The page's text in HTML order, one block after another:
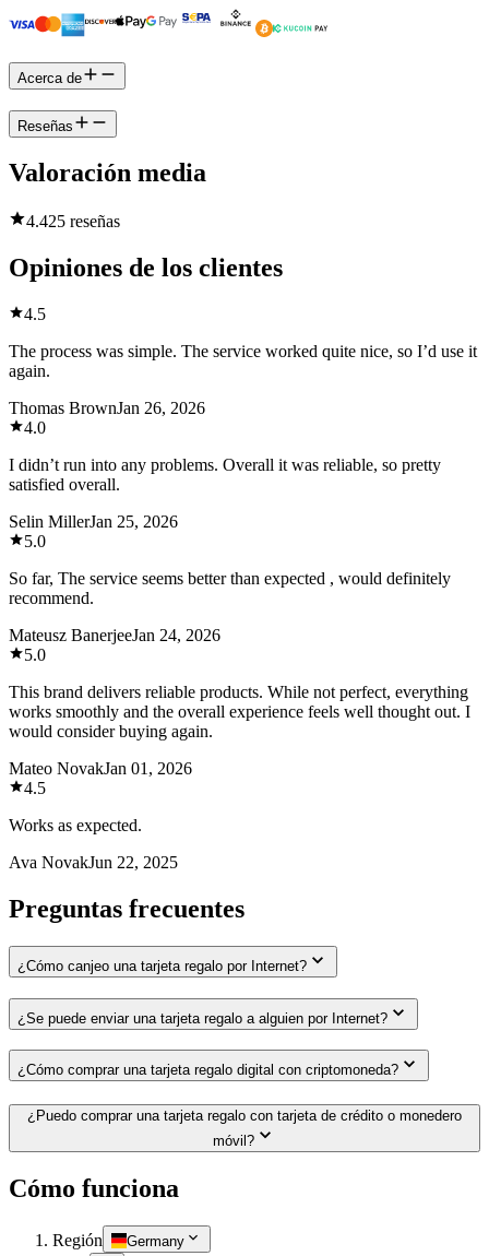
Acerca de
Reseñas
Valoración media
4.425 reseñas
Opiniones de los clientes
4.5
The process was simple. The service worked quite nice, so I’d use it
again.
Thomas BrownJan 26, 2026
4.0
I didn’t run into any problems. Overall it was reliable, so pretty
satisfied overall.
Selin MillerJan 25, 2026
5.0
So far, The service seems better than expected , would definitely
recommend.
Mateusz BanerjeeJan 24, 2026
5.0
This brand delivers reliable products. While not perfect, everything
works smoothly and the overall experience feels well thought out. I
would consider buying again.
Mateo NovakJan 01, 2026
4.5
Works as expected.
Ava NovakJun 22, 2025
Preguntas frecuentes
¿Cómo canjeo una tarjeta regalo por Internet?
¿Se puede enviar una tarjeta regalo a alguien por Internet?
¿Cómo comprar una tarjeta regalo digital con criptomoneda?
¿Puedo comprar una tarjeta regalo con tarjeta de crédito o monedero
móvil?
Cómo funciona
Región Germany